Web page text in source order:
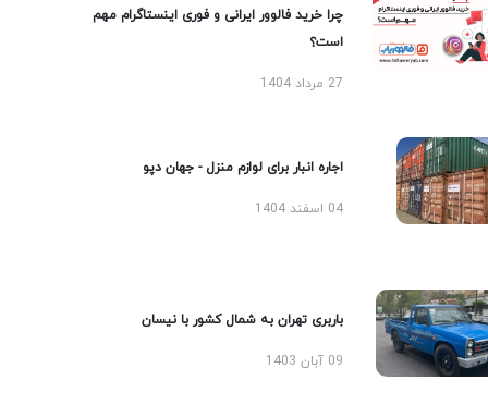
چرا خرید فالوور ایرانی و فوری اینستاگرام مهم
است؟
27 مرداد 1404
اجاره انبار برای لوازم منزل - جهان دپو
04 اسفند 1404
باربری تهران به شمال کشور با نیسان
09 آبان 1403